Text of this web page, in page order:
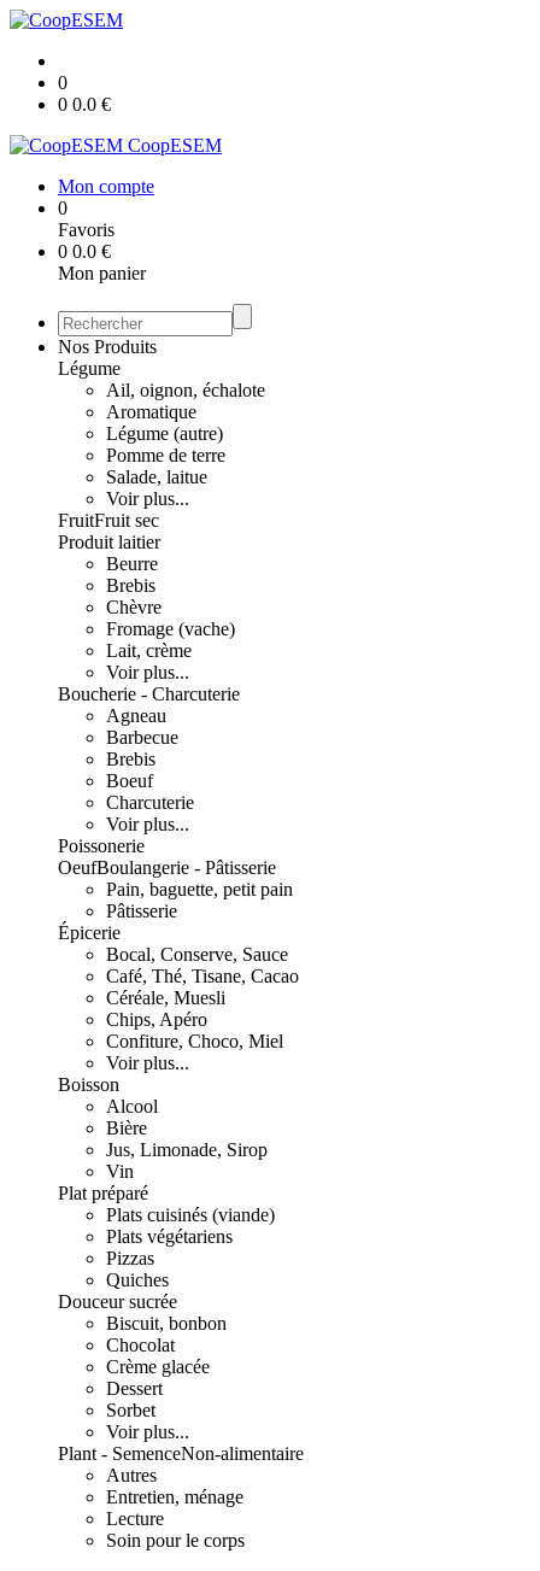
0
0 0.0 €
CoopESEM
Mon compte
0
Favoris
0 0.0 €
Mon panier
Nos Produits
Légume
Ail, oignon, échalote
Aromatique
Légume (autre)
Pomme de terre
Salade, laitue
Voir plus...
FruitFruit sec
Produit laitier
Beurre
Brebis
Chèvre
Fromage (vache)
Lait, crème
Voir plus...
Boucherie - Charcuterie
Agneau
Barbecue
Brebis
Boeuf
Charcuterie
Voir plus...
Poissonerie
OeufBoulangerie - Pâtisserie
Pain, baguette, petit pain
Pâtisserie
Épicerie
Bocal, Conserve, Sauce
Café, Thé, Tisane, Cacao
Céréale, Muesli
Chips, Apéro
Confiture, Choco, Miel
Voir plus...
Boisson
Alcool
Bière
Jus, Limonade, Sirop
Vin
Plat préparé
Plats cuisinés (viande)
Plats végétariens
Pizzas
Quiches
Douceur sucrée
Biscuit, bonbon
Chocolat
Crème glacée
Dessert
Sorbet
Voir plus...
Plant - SemenceNon-alimentaire
Autres
Entretien, ménage
Lecture
Soin pour le corps